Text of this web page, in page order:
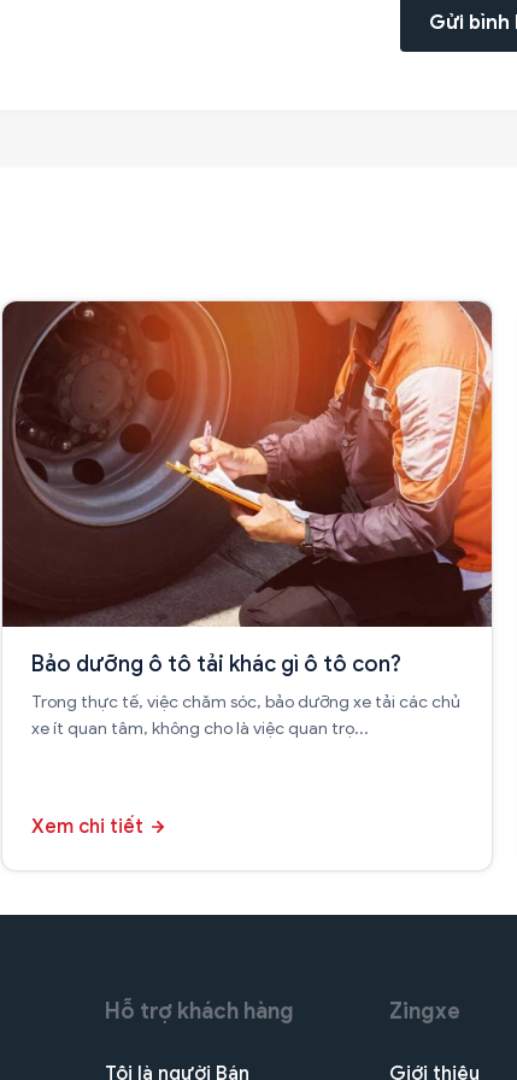
Gửi bình
Bảo dưỡng ô tô tải khác gì ô tô con?
Trong thực tế, việc chăm sóc, bảo dưỡng xe tải các chủ
xe ít quan tâm, không cho là việc quan trọ...
Xem chi tiết
Hỗ trợ khách hàng
Tôi là người Bán
Zingxe
Giới thiệu